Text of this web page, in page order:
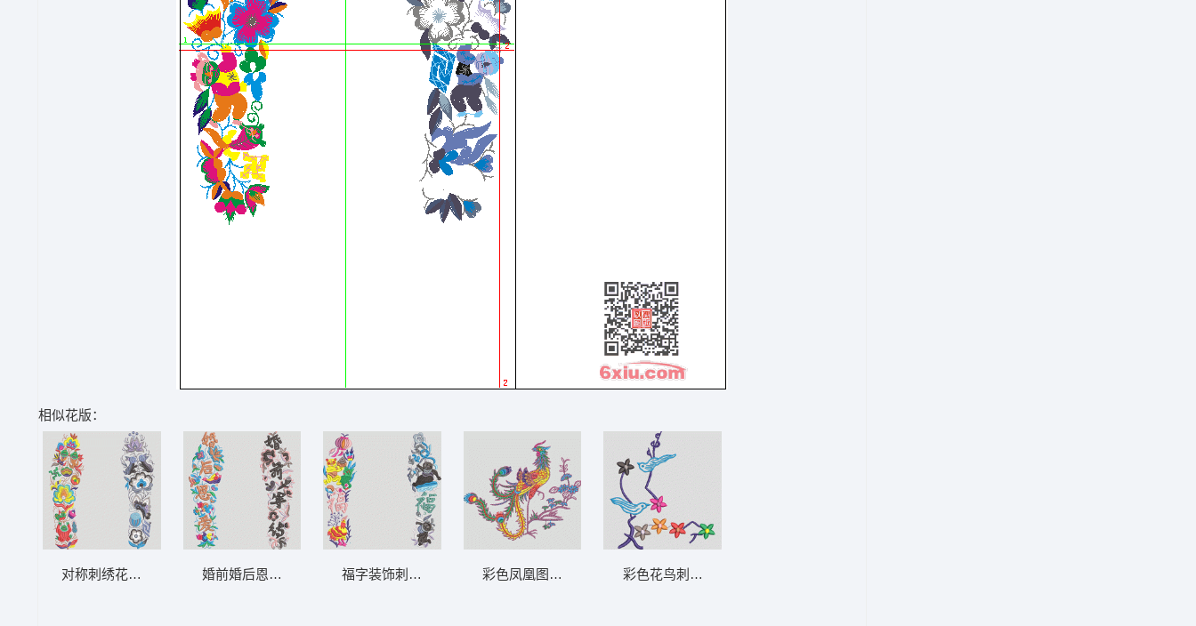
相似花版：
对称刺绣花卉图案 鞋垫 婚前婚后恩爱刺绣图案 鞋垫福字装饰刺绣图案 鞋垫 彩色凤凰图案刺绣 凤凰 彩色花鸟刺绣图案 鸟